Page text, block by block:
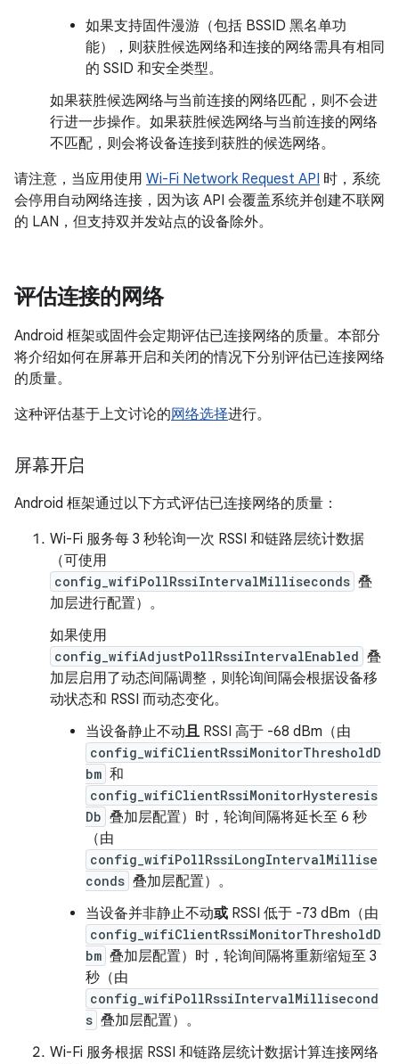
如果支持固件漫游（包括 BSSID 黑名单功
能），则获胜候选网络和连接的网络需具有相同
的 SSID 和安全类型。
如果获胜候选网络与当前连接的网络匹配，则不会进
行进一步操作。如果获胜候选网络与当前连接的网络
不匹配，则会将设备连接到获胜的候选网络。
请注意，当应用使用 Wi-Fi Network Request API 时，系统
会停用自动网络连接，因为该 API 会覆盖系统并创建不联网
的 LAN，但支持双并发站点的设备除外。
评估连接的网络
Android 框架或固件会定期评估已连接网络的质量。本部分
将介绍如何在屏幕开启和关闭的情况下分别评估已连接网络
的质量。
这种评估基于上文讨论的网络选择进行。
屏幕开启
Android 框架通过以下方式评估已连接网络的质量：
Wi-Fi 服务每 3 秒轮询一次 RSSI 和链路层统计数据
（可使用
config_wifiPollRssiIntervalMilliseconds 叠
加层进行配置）。
如果使用
config_wifiAdjustPollRssiIntervalEnabled 叠
加层启用了动态间隔调整，则轮询间隔会根据设备移
动状态和 RSSI 而动态变化。
当设备静止不动且 RSSI 高于 -68 dBm（由
config_wifiClientRssiMonitorThresholdD
bm 和
config_wifiClientRssiMonitorHysteresis
Db 叠加层配置）时，轮询间隔将延长至 6 秒
（由
config_wifiPollRssiLongIntervalMillise
conds 叠加层配置）。
当设备并非静止不动或 RSSI 低于 -73 dBm（由
config_wifiClientRssiMonitorThresholdD
bm 叠加层配置）时，轮询间隔将重新缩短至 3
秒（由
config_wifiPollRssiIntervalMillisecond
s 叠加层配置）。
Wi-Fi 服务根据 RSSI 和链路层统计数据计算连接网络